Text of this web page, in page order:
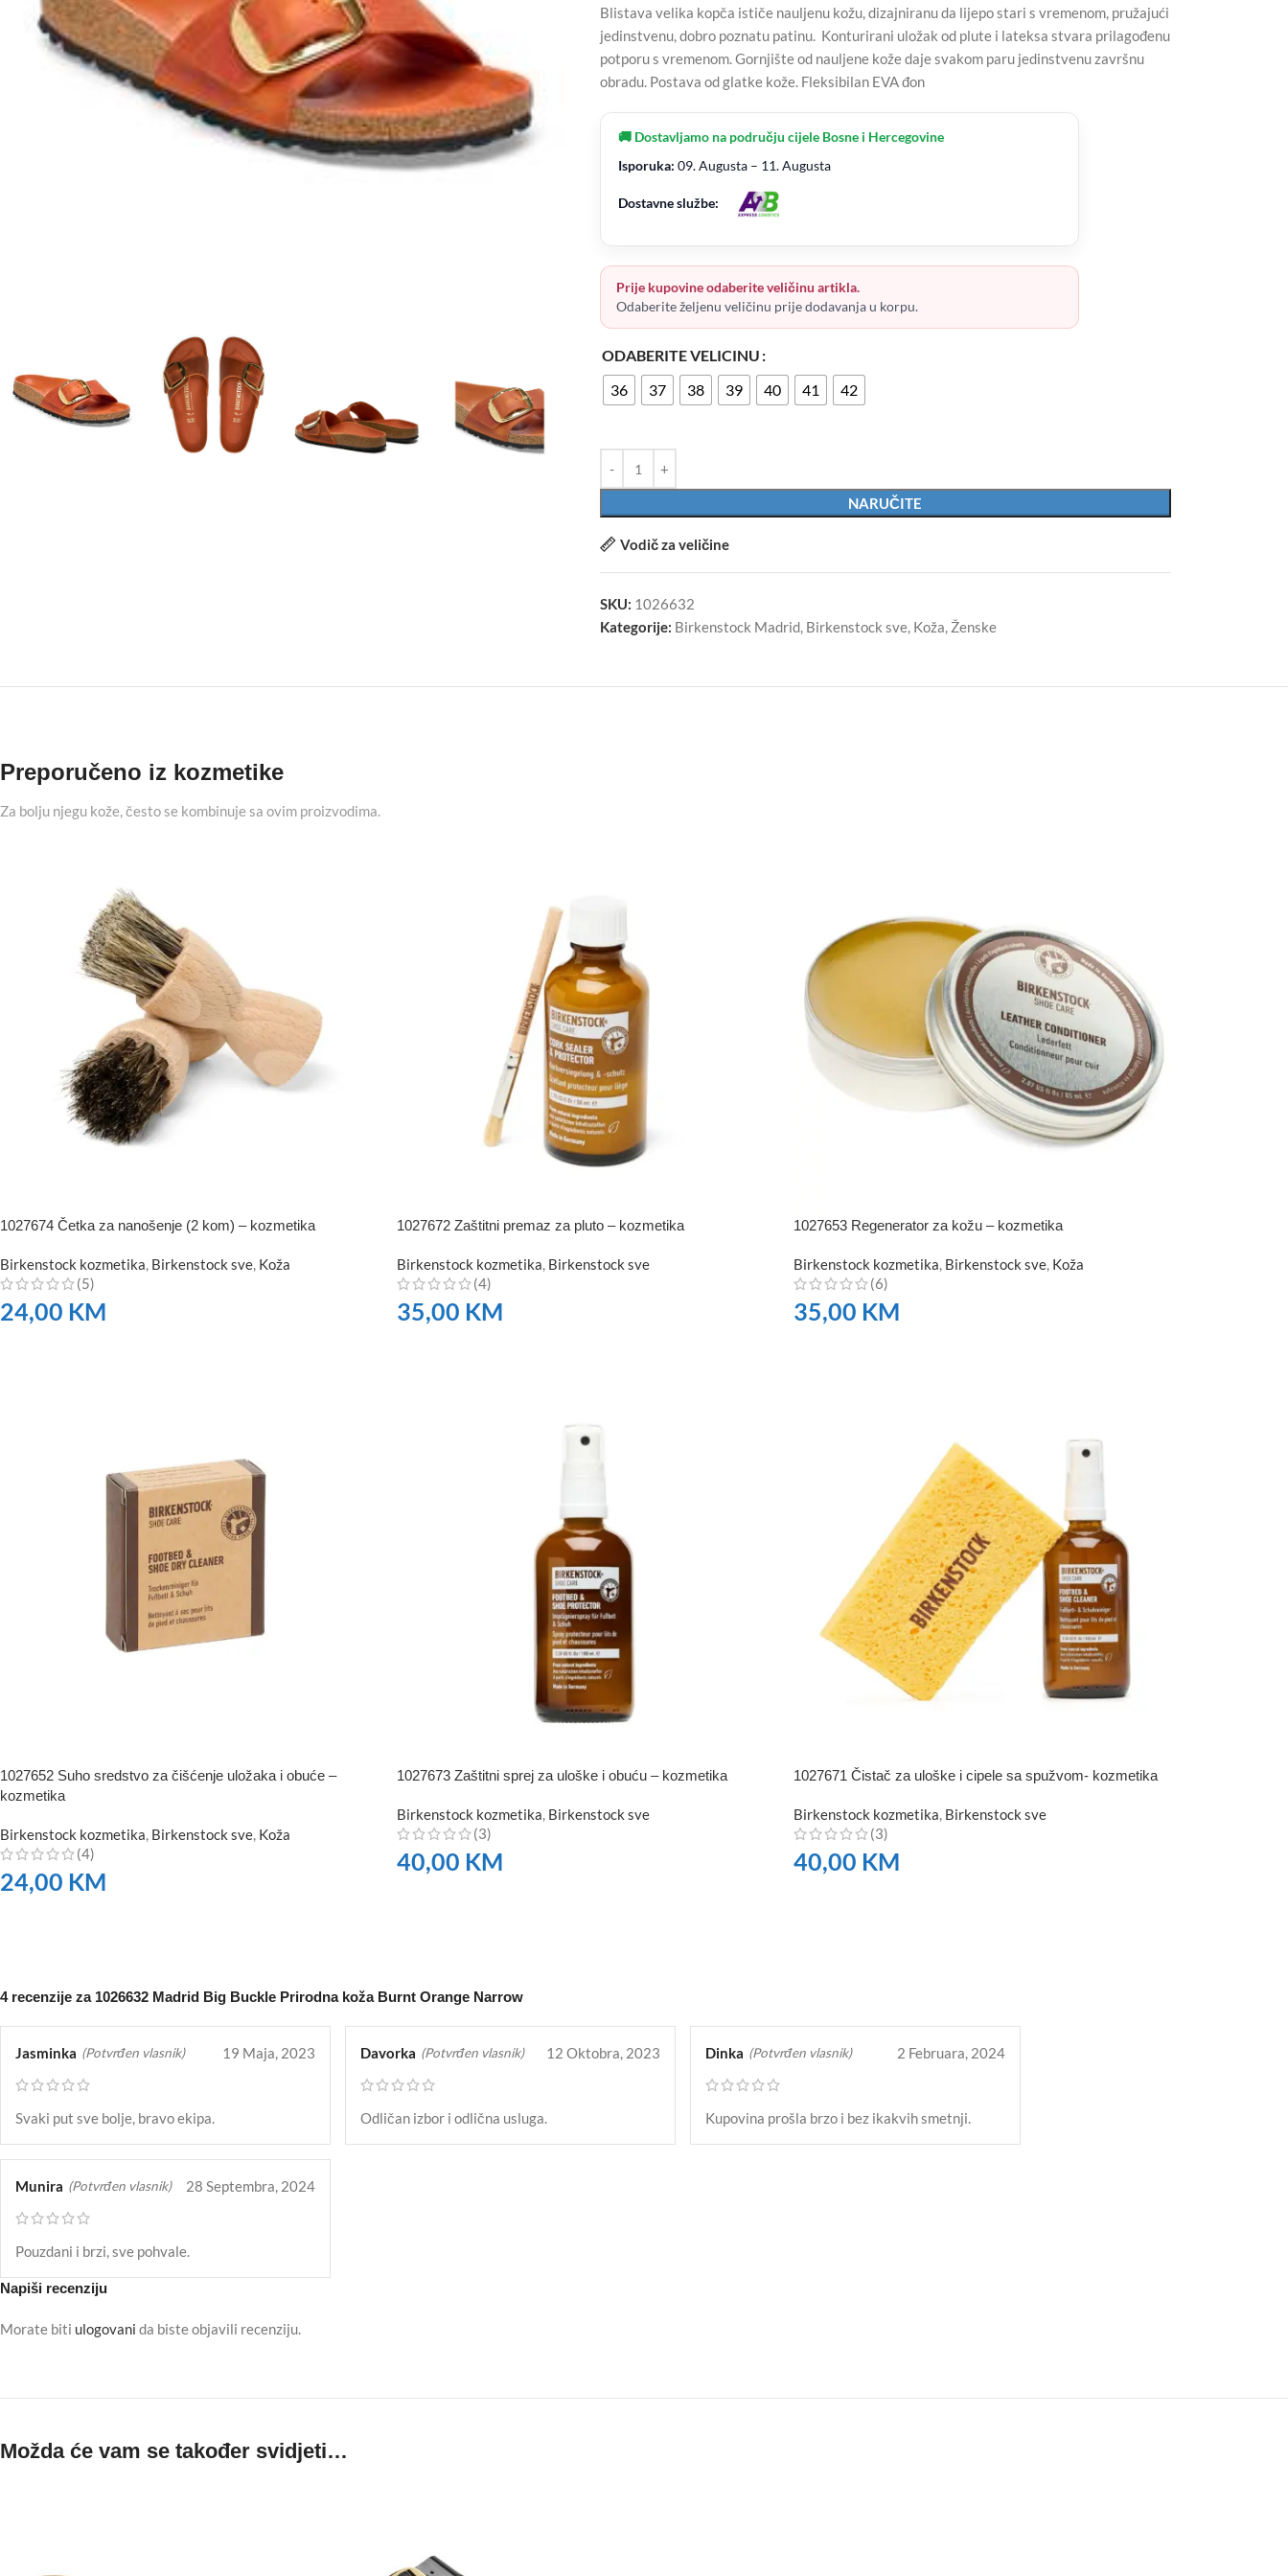
Blistava velika kopča ističe nauljenu kožu, dizajniranu da lijepo stari s vremenom, pružajući
jedinstvenu, dobro poznatu patinu. Konturirani uložak od plute i lateksa stvara prilagođenu
potporu s vremenom. Gornjište od nauljene kože daje svakom paru jedinstvenu završnu
obradu. Postava od glatke kože. Fleksibilan EVA đon
🚚 Dostavljamo na području cijele Bosne i Hercegovine
Isporuka: 09. Augusta – 11. Augusta
Dostavne službe:
Prije kupovine odaberite veličinu artikla.
Odaberite željenu veličinu prije dodavanja u korpu.
ODABERITE VELICINU
36
37 38 39 40 41 42
NARUČITE
Vodič za veličine
SKU: 1026632
Kategorije: Birkenstock Madrid, Birkenstock sve, Koža, Ženske
Preporučeno iz kozmetike
Za bolju njegu kože, često se kombinuje sa ovim proizvodima.
1027674 Četka za nanošenje (2 kom) – kozmetika
Birkenstock kozmetika, Birkenstock sve, Koža
(5)
24,00 KM
1027672 Zaštitni premaz za pluto – kozmetika
Birkenstock kozmetika, Birkenstock sve
(4)
35,00 KM
1027653 Regenerator za kožu – kozmetika
Birkenstock kozmetika, Birkenstock sve, Koža
(6)
35,00 KM
1027652 Suho sredstvo za čišćenje uložaka i obuće –
kozmetika
Birkenstock kozmetika, Birkenstock sve, Koža
(4)
24,00 KM
1027673 Zaštitni sprej za uloške i obuću – kozmetika
Birkenstock kozmetika, Birkenstock sve
(3)
40,00 KM
1027671 Čistač za uloške i cipele sa spužvom- kozmetika
Birkenstock kozmetika, Birkenstock sve
(3)
40,00 KM
4 recenzije za 1026632 Madrid Big Buckle Prirodna koža Burnt Orange Narrow
Jasminka (Potvrđen vlasnik) 19 Maja, 2023
Svaki put sve bolje, bravo ekipa.
Davorka (Potvrđen vlasnik) 12 Oktobra, 2023
Odličan izbor i odlična usluga.
Dinka (Potvrđen vlasnik) 2 Februara, 2024
Kupovina prošla brzo i bez ikakvih smetnji.
Munira (Potvrđen vlasnik) 28 Septembra, 2024
Pouzdani i brzi, sve pohvale.
Napiši recenziju
Morate biti ulogovani da biste objavili recenziju.
Možda će vam se također svidjeti…